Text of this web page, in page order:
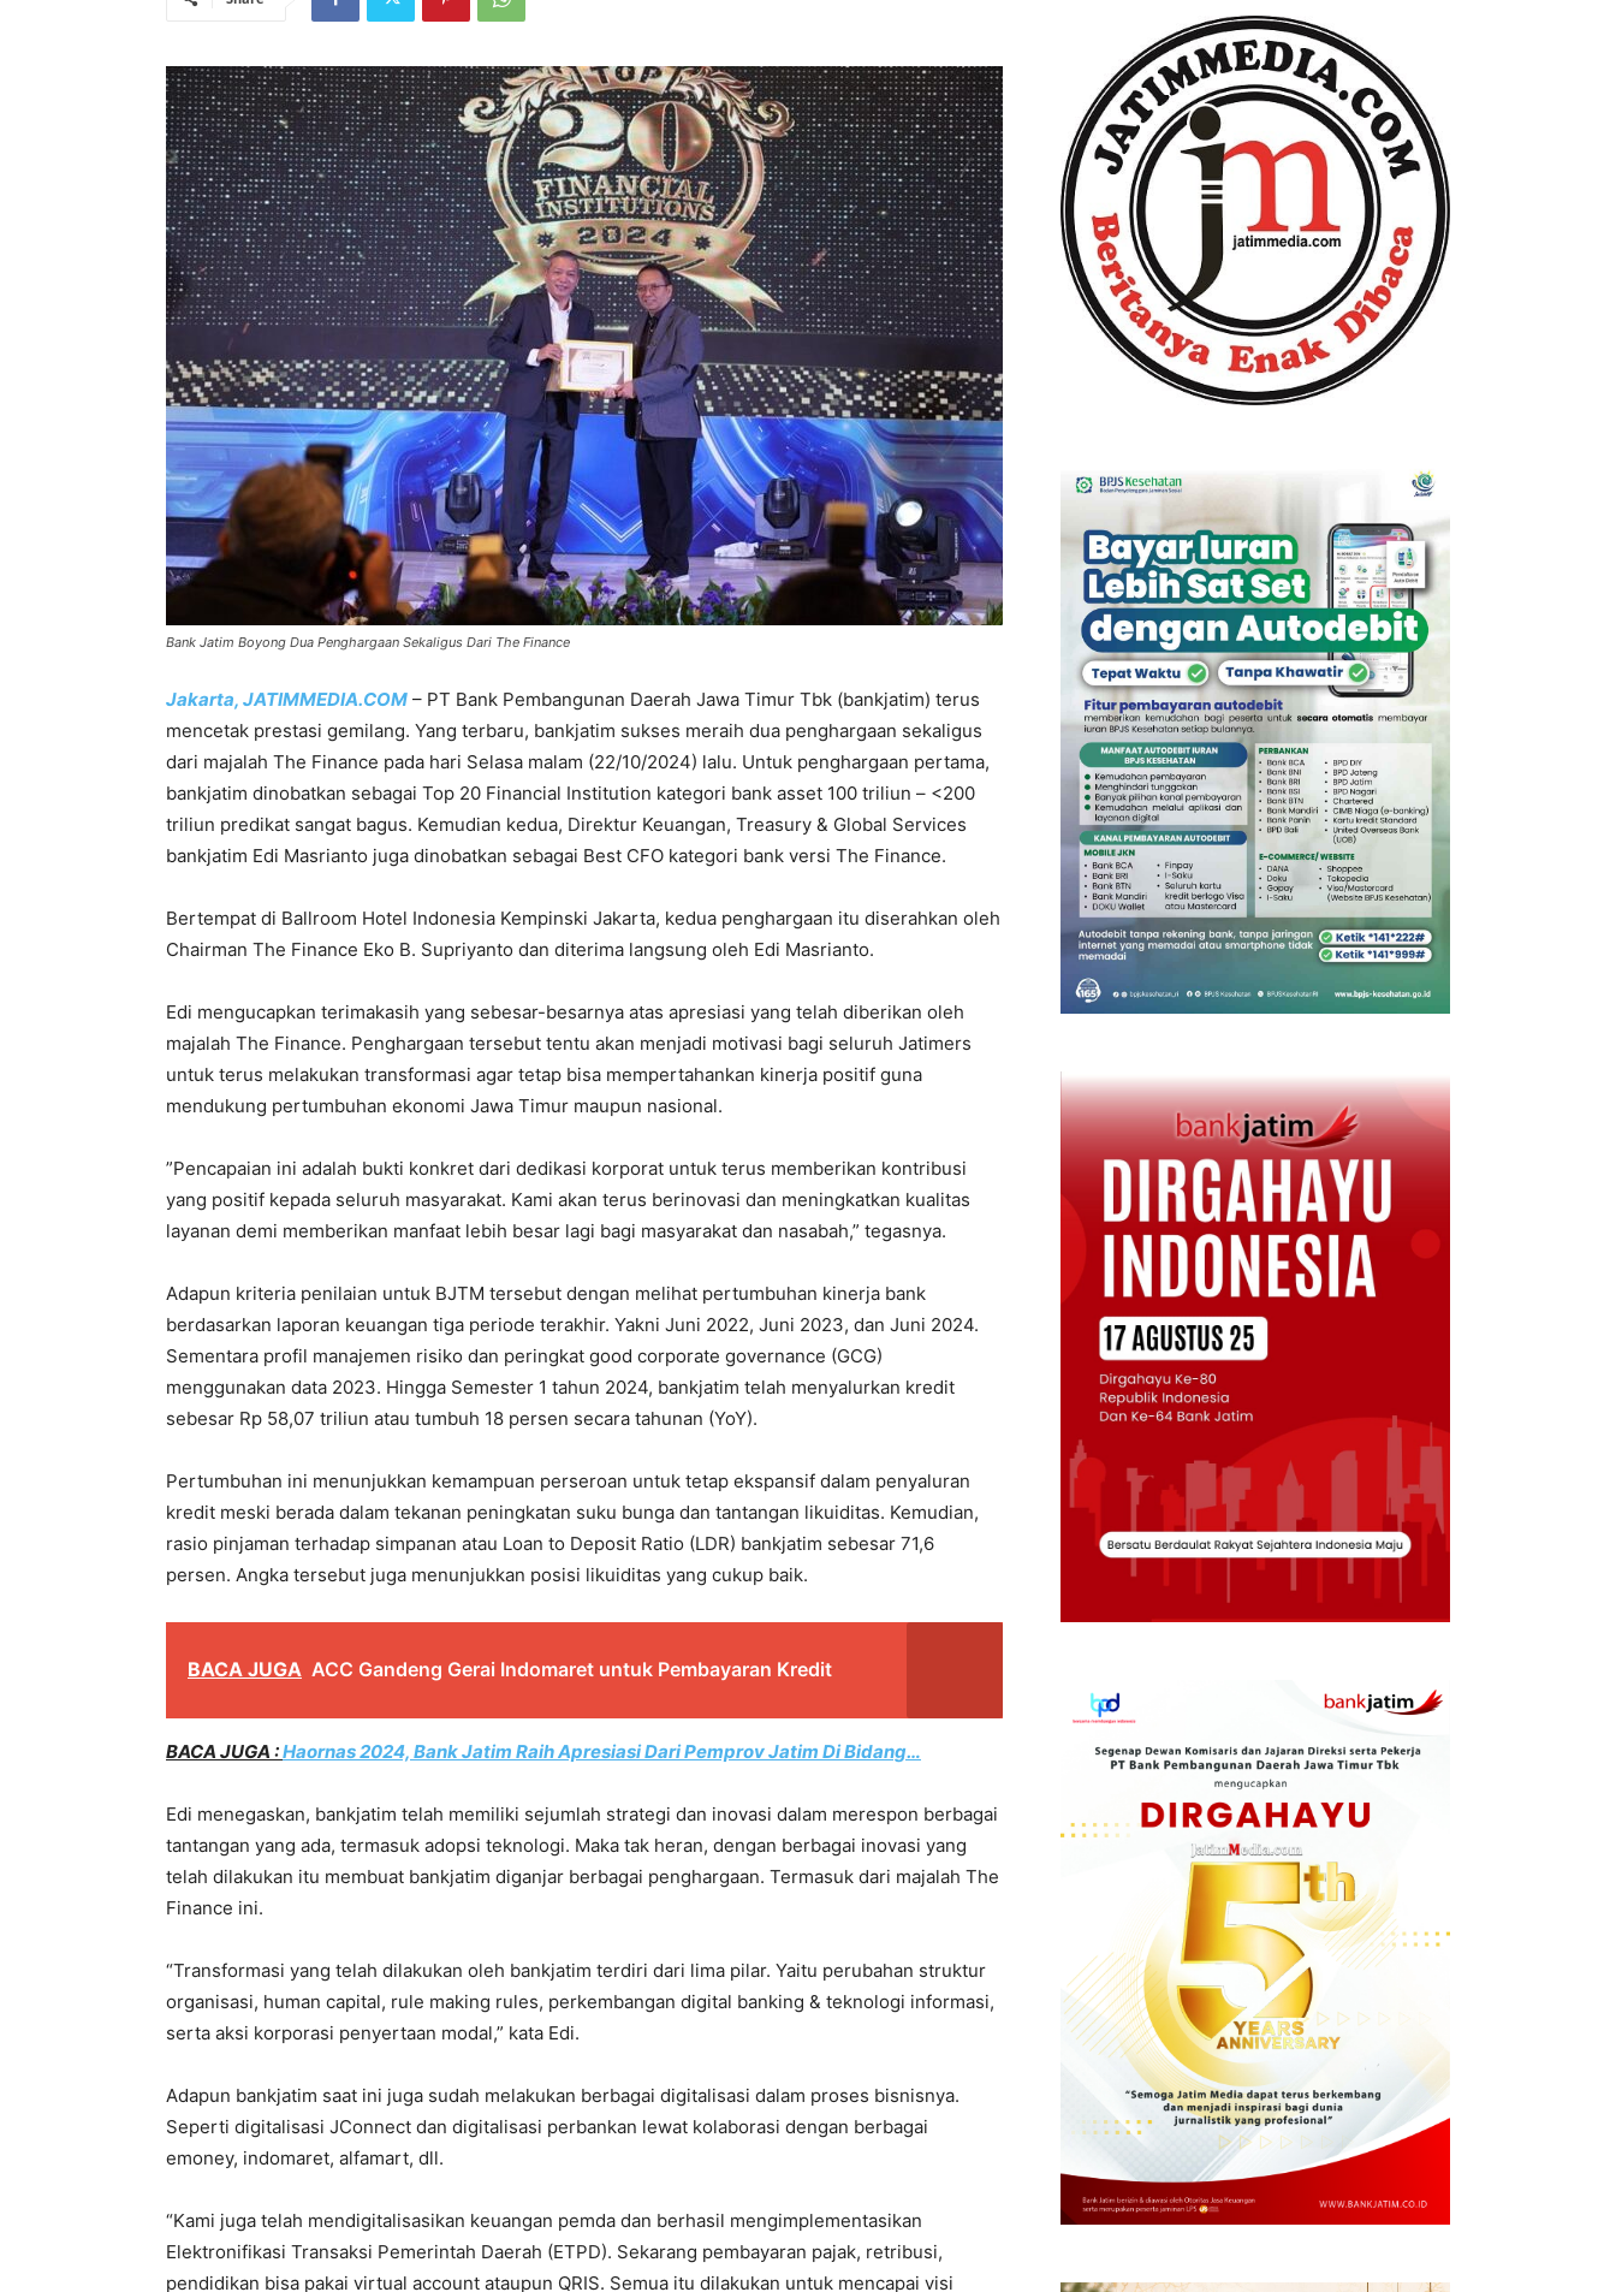
Bank Jatim Boyong Dua Penghargaan Sekaligus Dari The Finance
Jakarta, JATIMMEDIA.COM – PT Bank Pembangunan Daerah Jawa Timur Tbk (bankjatim) terus
mencetak prestasi gemilang. Yang terbaru, bankjatim sukses meraih dua penghargaan sekaligus
dari majalah The Finance pada hari Selasa malam (22/10/2024) lalu. Untuk penghargaan pertama,
bankjatim dinobatkan sebagai Top 20 Financial Institution kategori bank asset 100 triliun – <200
triliun predikat sangat bagus. Kemudian kedua, Direktur Keuangan, Treasury & Global Services
bankjatim Edi Masrianto juga dinobatkan sebagai Best CFO kategori bank versi The Finance.
Bertempat di Ballroom Hotel Indonesia Kempinski Jakarta, kedua penghargaan itu diserahkan oleh
Chairman The Finance Eko B. Supriyanto dan diterima langsung oleh Edi Masrianto.
Edi mengucapkan terimakasih yang sebesar-besarnya atas apresiasi yang telah diberikan oleh
majalah The Finance. Penghargaan tersebut tentu akan menjadi motivasi bagi seluruh Jatimers
untuk terus melakukan transformasi agar tetap bisa mempertahankan kinerja positif guna
mendukung pertumbuhan ekonomi Jawa Timur maupun nasional.
”Pencapaian ini adalah bukti konkret dari dedikasi korporat untuk terus memberikan kontribusi
yang positif kepada seluruh masyarakat. Kami akan terus berinovasi dan meningkatkan kualitas
layanan demi memberikan manfaat lebih besar lagi bagi masyarakat dan nasabah,” tegasnya.
Adapun kriteria penilaian untuk BJTM tersebut dengan melihat pertumbuhan kinerja bank
berdasarkan laporan keuangan tiga periode terakhir. Yakni Juni 2022, Juni 2023, dan Juni 2024.
Sementara profil manajemen risiko dan peringkat good corporate governance (GCG)
menggunakan data 2023. Hingga Semester 1 tahun 2024, bankjatim telah menyalurkan kredit
sebesar Rp 58,07 triliun atau tumbuh 18 persen secara tahunan (YoY).
Pertumbuhan ini menunjukkan kemampuan perseroan untuk tetap ekspansif dalam penyaluran
kredit meski berada dalam tekanan peningkatan suku bunga dan tantangan likuiditas. Kemudian,
rasio pinjaman terhadap simpanan atau Loan to Deposit Ratio (LDR) bankjatim sebesar 71,6
persen. Angka tersebut juga menunjukkan posisi likuiditas yang cukup baik.
BACA JUGA ACC Gandeng Gerai Indomaret untuk Pembayaran Kredit
BACA JUGA :Haornas 2024, Bank Jatim Raih Apresiasi Dari Pemprov Jatim Di Bidang…
Edi menegaskan, bankjatim telah memiliki sejumlah strategi dan inovasi dalam merespon berbagai
tantangan yang ada, termasuk adopsi teknologi. Maka tak heran, dengan berbagai inovasi yang
telah dilakukan itu membuat bankjatim diganjar berbagai penghargaan. Termasuk dari majalah The
Finance ini.
“Transformasi yang telah dilakukan oleh bankjatim terdiri dari lima pilar. Yaitu perubahan struktur
organisasi, human capital, rule making rules, perkembangan digital banking & teknologi informasi,
serta aksi korporasi penyertaan modal,” kata Edi.
Adapun bankjatim saat ini juga sudah melakukan berbagai digitalisasi dalam proses bisnisnya.
Seperti digitalisasi JConnect dan digitalisasi perbankan lewat kolaborasi dengan berbagai
emoney, indomaret, alfamart, dll.
“Kami juga telah mendigitalisasikan keuangan pemda dan berhasil mengimplementasikan
Elektronifikasi Transaksi Pemerintah Daerah (ETPD). Sekarang pembayaran pajak, retribusi,
pendidikan bisa pakai virtual account ataupun QRIS. Semua itu dilakukan untuk mencapai visi